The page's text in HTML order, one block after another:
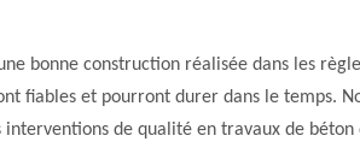
bonne construction réalisée dans les
fiables et pourront durer dans le temps.
de qualité en travaux de